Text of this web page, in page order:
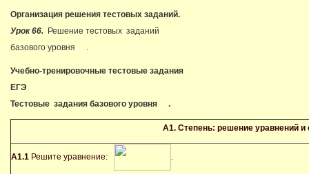
Организация решения тестовых заданий.
Урок 66. Решение тестовых заданий
базового уровня
.
Учебно-тренировочные тестовые задания
ЕГЭ
Тестовые задания базового уровня
.
А1. Степень: решение уравнений и
А1.1 Решите уравнение: